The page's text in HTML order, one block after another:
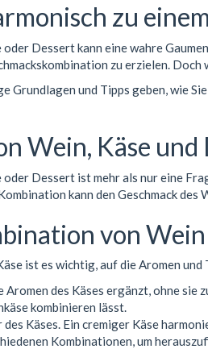
zu
Dessert kann eine wahre
zu erzielen.
Grundlagen und Tipps geben, wie
Wein, Käse
Dessert ist mehr als nur eine
kann den Geschmack
von
ist es wichtig, auf die Aromen
Aromen des Käses ergänzt, ohne
kombinieren lässt.
des Käses. Ein cremiger Käse
Kombinationen, um